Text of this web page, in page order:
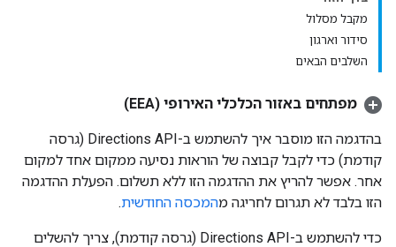
מקבל מסלול
סידור וארגון
השלבים הבאים
מפתחים באזור הכלכלי האירופי (EEA)
בהדגמה הזו מוסבר איך להשתמש ב-Directions API (גרסה
קודמת) כדי לקבל קבוצה של הוראות נסיעה ממקום אחד למקום
אחר. אפשר להריץ את ההדגמה הזו ללא תשלום. הפעלת ההדגמה
הזו בלבד לא תגרום לחריגה מהמכסה החודשית.
כדי להשתמש ב-Directions API (גרסה קודמת), צריך להשלים